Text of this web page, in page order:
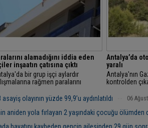
alamadığını iddia eden
inşaatın çatısına çıktı
bir grup işçi aylardır
rağmen paralarını
Antalya’da
yaralı
Antalya'nın
kontrolden
olayının yüzde 99,9’u aydınlatıldı
06
aniden yola fırlayan 2 yaşındaki çocuğu ölümden
06